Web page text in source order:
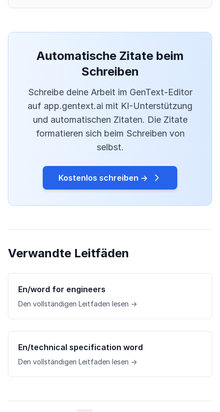
Automatische Zitate beim
Schreiben
Schreibe deine Arbeit im GenText-Editor
auf app.gentext.ai mit KI-Unterstützung
und automatischen Zitaten. Die Zitate
formatieren sich beim Schreiben von
selbst.
Kostenlos schreiben →
Verwandte Leitfäden
En/word for engineers
Den vollständigen Leitfaden lesen →
En/technical specification word
Den vollständigen Leitfaden lesen →